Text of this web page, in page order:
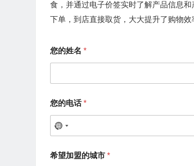
食，并通过电子价签实时了解产品信息
下单，到店直接取货，大大提升了购物
您的姓名 *
的
其
他
？
希
您的电话*
N
c
希望加盟的城市 *